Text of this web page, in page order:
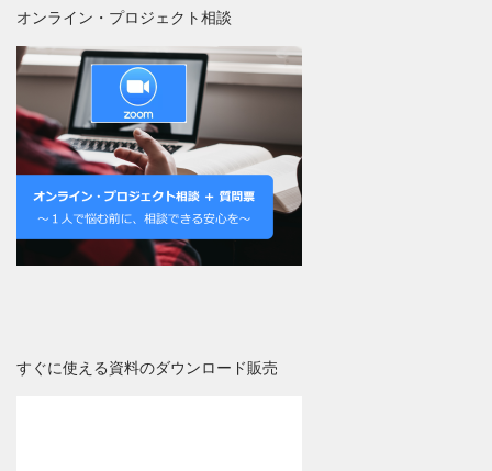
オンライン・プロジェクト相談
すぐに使える資料のダウンロード販売